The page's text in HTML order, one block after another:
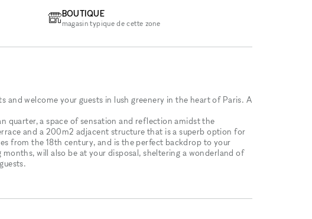
BOUTIQUE
magasin typique de cette zone
and welcome your guests in lush greenery in the heart of Paris. A
quarter, a space of sensation and reflection amidst the
and a 200m2 adjacent structure that is a superb option for
from the 18th century, and is the perfect backdrop to your
will also be at your disposal, sheltering a wonderland of